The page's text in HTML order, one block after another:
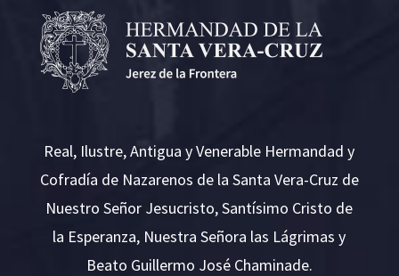
Real, Ilustre, Antigua y Venerable Hermandad y
Cofradía de Nazarenos de la Santa Vera-Cruz de
Nuestro Señor Jesucristo, Santísimo Cristo de
la Esperanza, Nuestra Señora las Lágrimas y
Beato Guillermo José Chaminade.